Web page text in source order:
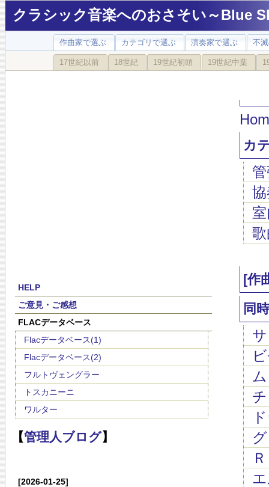
クラシック音楽へのおさそい～Blue
作曲家で選ぶ カテゴリで選ぶ 演奏家で選ぶ 不
17世紀以前 18世紀 19世紀初頭 19世紀中葉
HELP
ご意見・ご感想
FLACデータベース
Flacデータベース(1)
Flacデータベース(2)
フルトヴェングラー
トスカニーニ
ワルター
【管理人ブログ】
[2026-01-25]
カ
[作
同